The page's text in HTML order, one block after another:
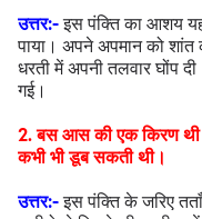
उत्तर:-इस पंक्ति का आशय
पाया। अपने अपमान को
धरती में अपनी तलवार घोंप
गई।
2. बस आस की एक किरण थी
कभी भी डूब सकती थी।
उत्तर:-इस पंक्ति के जरिए